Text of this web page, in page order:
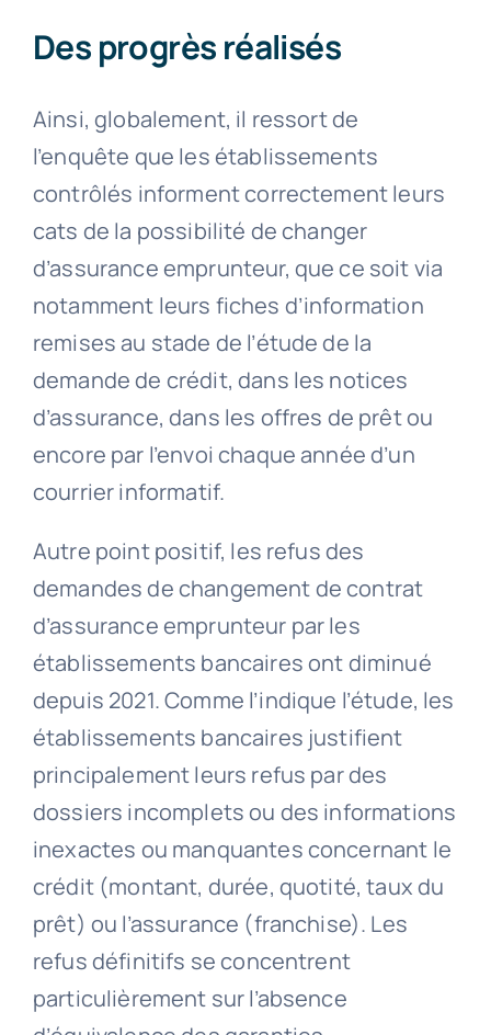
Des progrès réalisés
Ainsi, globalement, il ressort de
l’enquête que les établissements
contrôlés informent correctement leurs
cats de la possibilité de changer
d’assurance emprunteur, que ce soit via
notamment leurs fiches d’information
remises au stade de l’étude de la
demande de crédit, dans les notices
d’assurance, dans les offres de prêt ou
encore par l’envoi chaque année d’un
courrier informatif.
Autre point positif, les refus des
demandes de changement de contrat
d’assurance emprunteur par les
établissements bancaires ont diminué
depuis 2021. Comme l’indique l’étude, les
établissements bancaires justifient
principalement leurs refus par des
dossiers incomplets ou des informations
inexactes ou manquantes concernant le
crédit (montant, durée, quotité, taux du
prêt) ou l’assurance (franchise). Les
refus définitifs se concentrent
particulièrement sur l’absence